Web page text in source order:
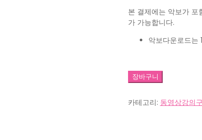
본 결제에는 악보가 포
가 가능합니다.
악보다운로드는
UM00007_wipe
out(듀
오)_10
수
장바구니
카테고리: 동영상강의